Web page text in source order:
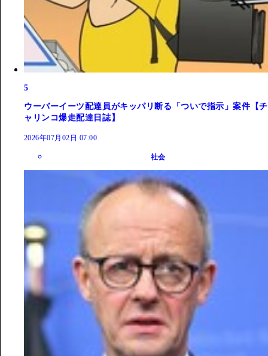
5
ウーバーイーツ配達員がキッパリ断る「ついで指示」案件【チ
ャリンコ爆走配達日誌】
2026年07月02日 07:00
社会